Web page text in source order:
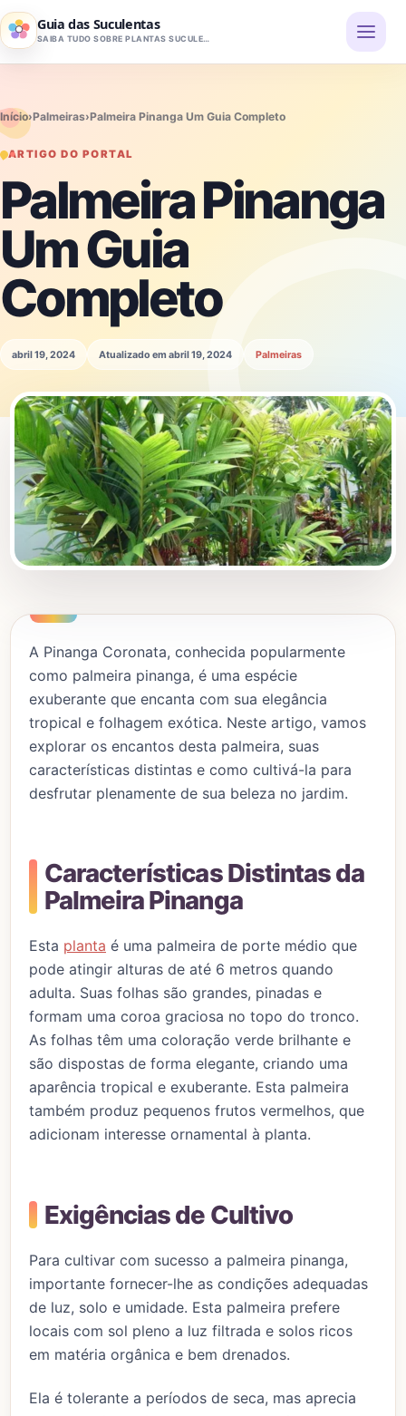
Pular para o conteúdo
Guia das Suculentas
SAIBA TUDO SOBRE PLANTAS SUCULENTAS
Início›Palmeiras›Palmeira Pinanga Um Guia Completo
ARTIGO DO PORTAL
Palmeira Pinanga
Um Guia
Completo
abril 19, 2024 Atualizado em abril 19, 2024 Palmeiras
A Pinanga Coronata, conhecida popularmente
como palmeira pinanga, é uma espécie
exuberante que encanta com sua elegância
tropical e folhagem exótica. Neste artigo, vamos
explorar os encantos desta palmeira, suas
características distintas e como cultivá-la para
desfrutar plenamente de sua beleza no jardim.
Características Distintas da
Palmeira Pinanga
Esta planta é uma palmeira de porte médio que
pode atingir alturas de até 6 metros quando
adulta. Suas folhas são grandes, pinadas e
formam uma coroa graciosa no topo do tronco.
As folhas têm uma coloração verde brilhante e
são dispostas de forma elegante, criando uma
aparência tropical e exuberante. Esta palmeira
também produz pequenos frutos vermelhos, que
adicionam interesse ornamental à planta.
Exigências de Cultivo
Para cultivar com sucesso a palmeira pinanga,
importante fornecer-lhe as condições adequadas
de luz, solo e umidade. Esta palmeira prefere
locais com sol pleno a luz filtrada e solos ricos
em matéria orgânica e bem drenados.
Ela é tolerante a períodos de seca, mas aprecia